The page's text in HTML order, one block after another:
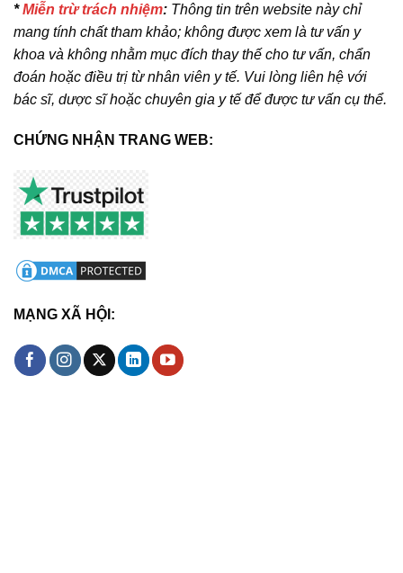
*Miễn trừ trách nhiệm: Thông tin trên website này chỉ
mang tính chất tham khảo; không được xem là tư vấn y
khoa và không nhằm mục đích thay thế cho tư vấn, chẩn
đoán hoặc điều trị từ nhân viên y tế. Vui lòng liên hệ với
bác sĩ, dược sĩ hoặc chuyên gia y tế để được tư vấn cụ thể.
CHỨNG NHẬN TRANG WEB:
MẠNG XÃ HỘI: